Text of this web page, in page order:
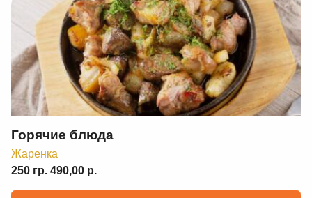
Горячие блюда
Жаренка
250 гр. 490,00 р.